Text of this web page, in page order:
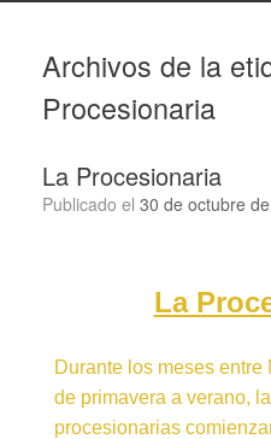
Archivos de la
Procesionaria
La Procesionaria
Publicado el 30 de octubre
La
Durante los meses entre
de primavera a verano,
procesionarias